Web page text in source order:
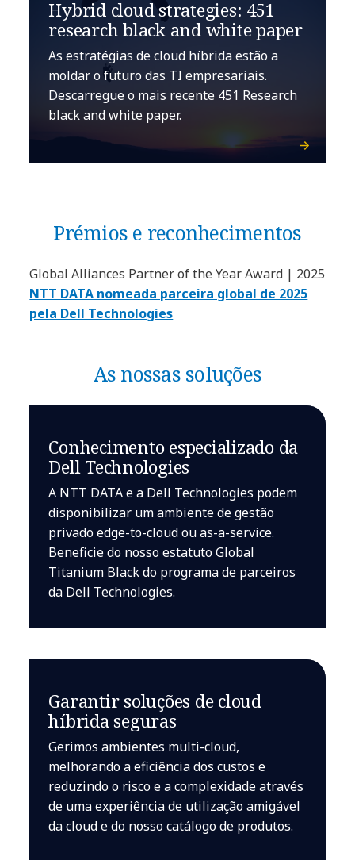
Hybrid cloud strategies: 451
research black and white paper
As estratégias de cloud híbrida estão a
moldar o futuro das TI empresariais.
Descarregue o mais recente 451 Research
black and white paper.
Prémios e reconhecimentos
Global Alliances Partner of the Year Award | 2025
NTT DATA nomeada parceira global de 2025
pela Dell Technologies
As nossas soluções
Conhecimento especializado da
Dell Technologies
A NTT DATA e a Dell Technologies podem
disponibilizar um ambiente de gestão
privado edge-to-cloud ou as-a-service.
Beneficie do nosso estatuto Global
Titanium Black do programa de parceiros
da Dell Technologies.
Garantir soluções de cloud
híbrida seguras
Gerimos ambientes multi-cloud,
melhorando a eficiência dos custos e
reduzindo o risco e a complexidade através
de uma experiência de utilização amigável
da cloud e do nosso catálogo de produtos.